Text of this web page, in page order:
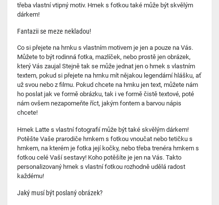
třeba vlastní vtipný motiv. Hrnek s fotkou také může být skvělým
dárkem!
Fantazii se meze nekladou!
Co si přejete na hrnku s vlastním motivem je jen a pouze na Vás.
Můžete to být rodinná fotka, mazlíček, nebo prostě jen obrázek,
který Vás zaujal Stejně tak se může jednat jen o hrnek s vlastním
textem, pokud si přejete na hrnku mít nějakou legendární hlášku, ať
už svou nebo z filmu. Pokud chcete na hrnku jen text, můžete nám
ho poslat jak ve formě obrázku, tak i ve formě čistě textové, poté
nám ovšem nezapomeňte říct, jakým fontem a barvou nápis
chcete!
Hrnek Latte s vlastní fotografií může být také skvělým dárkem!
Potěšte Vaše prarodiče hrnkem s fotkou vnoučat nebo tetičku s
hrnkem, na kterém je fotka její kočky, nebo třeba trenéra hrnkem s
fotkou celé Vaší sestavy! Koho potěšíte je jen na Vás. Takto
personalizovaný hrnek s vlastní fotkou rozhodně udělá radost
každému!
Jaký musí být poslaný obrázek?